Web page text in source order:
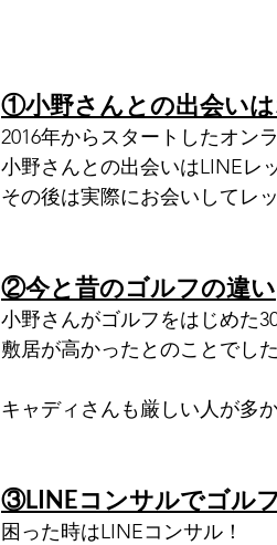
①小野さんとの出会い
2016年からスタートしたオン
小野さんとの出会いはLINEレ
その後は実際にお会いしてレ
②今と昔のゴルフの違い
小野さんがゴルフをはじめた
敷居が高かったとのことでした
キャディさんも厳しい人が多
③LINEコンサルでゴル
困った時はLINEコンサル！